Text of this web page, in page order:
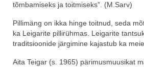
tõmbamiseks ja toitmiseks”. (M.Sarv)
Pillimäng on ikka hinge toitnud, seda
ka Leigarite pillirühmas. Leigarite
traditsioonide järgimine kajastub ka
Aita Teigar (s. 1965) pärimusmuusikat